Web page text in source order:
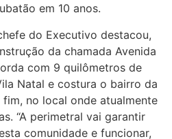
em 10 anos.
do Executivo destacou,
da chamada Avenida
com 9 quilômetros de
Natal e costura o bairro da
no local onde atualmente
“A perimetral vai garantir
comunidade e funcionar,